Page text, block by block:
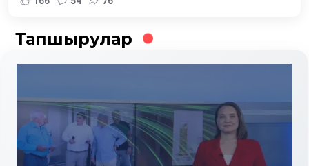
Тапшырулар